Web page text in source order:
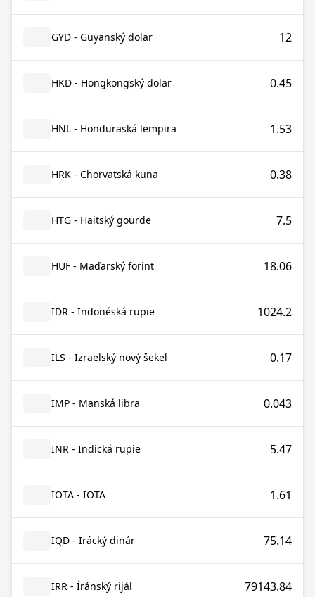
GYD - Guyanský dolar 12
HKD - Hongkongský dolar 0.45
HNL - Honduraská lempira 1.53
HRK - Chorvatská kuna 0.38
HTG - Haitský gourde 7.5
HUF - Maďarský forint 18.06
IDR - Indonéská rupie 1024.2
ILS - Izraelský nový šekel 0.17
IMP - Manská libra 0.043
INR - Indická rupie 5.47
IOTA - IOTA 1.61
IQD - Irácký dinár 75.14
IRR - Íránský rijál 79143.84